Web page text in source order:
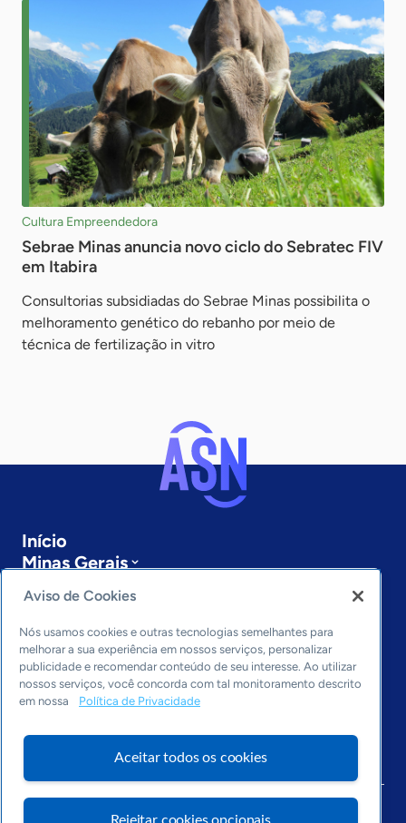
Cultura Empreendedora
Sebrae Minas anuncia novo ciclo do Sebratec FIV
em Itabira
Consultorias subsidiadas do Sebrae Minas possibilita o
melhoramento genético do rebanho por meio de
técnica de fertilização in vitro
Início
Minas Gerais
Últimas notícias
Entre em contato
Editorias
Economia & Política
Inovação & Tecnologia
Arquivo
Aviso de Cookies
Nós usamos cookies e outras tecnologias semelhantes para
melhorar a sua experiência em nossos serviços, personalizar
publicidade e recomendar conteúdo de seu interesse. Ao utilizar
nossos serviços, você concorda com tal monitoramento descrito
em nossa
Política de Privacidade
Aceitar todos os cookies